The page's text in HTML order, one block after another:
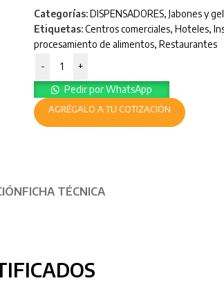
Categorías:DISPENSADORES, Jabones y
Etiquetas:Centros comerciales, Hoteles,
procesamiento de alimentos, Restaurantes
-
+
Pedir por WhatsApp
AGRÉGALO A TU COTIZACIÓN
FICHA TÉCNICA